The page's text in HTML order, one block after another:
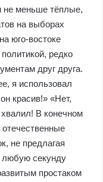
не меньше тёплые,
на выборах
юго-востоке
редко
друг друга.
я использовал
красив!» «Нет,
В конечном
отечественные
не предлагая
любую секунду
простаком